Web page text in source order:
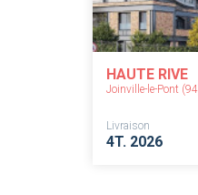
HAUTE RIVE
Joinville-le-Pont
Livraison
4T. 2026